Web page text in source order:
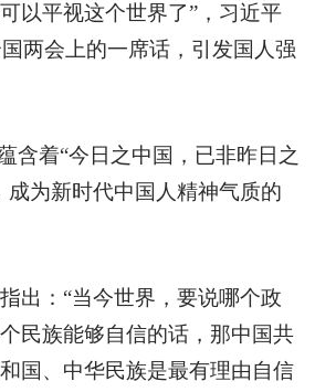
以平视这个世界了”，习近平
两会上的一席话，引发国人强
含着“今日之中国，已非昨日之
成为新时代中国人精神气质的
出：“当今世界，要说哪个政
民族能够自信的话，那中国共
国、中华民族是最有理由自信